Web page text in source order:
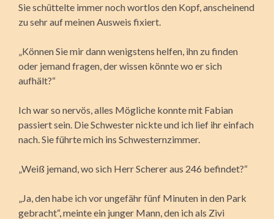
Sie schüttelte immer noch wortlos den Kopf, anscheinend
zu sehr auf meinen Ausweis fixiert.
„Können Sie mir dann wenigstens helfen, ihn zu finden
oder jemand fragen, der wissen könnte wo er sich
aufhält?“
Ich war so nervös, alles Mögliche konnte mit Fabian
passiert sein. Die Schwester nickte und ich lief ihr einfach
nach. Sie führte mich ins Schwesternzimmer.
„Weiß jemand, wo sich Herr Scherer aus 246 befindet?“
„Ja, den habe ich vor ungefähr fünf Minuten in den Park
gebracht“, meinte ein junger Mann, den ich als Zivi